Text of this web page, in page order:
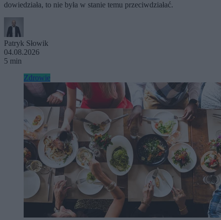
dowiedziała, to nie była w stanie temu przeciwdziałać.
Patryk Słowik
04.08.2026
5 min
Zdrowie